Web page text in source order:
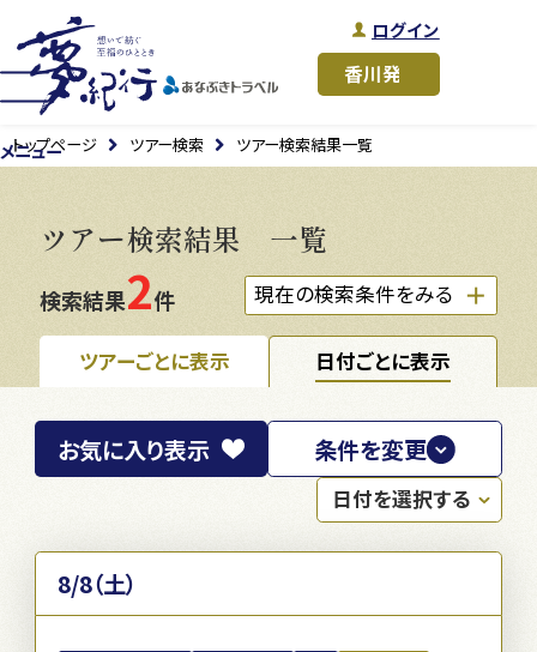
ログイン
メニュー
トップページ ツアー検索 ツアー検索結果一覧
ツアー検索結果 一覧
検索結果2件 現在の検索条件をみる
ツアーごとに表示 日付ごとに表示
8/8（土）
お気に入り表示 条件を変更